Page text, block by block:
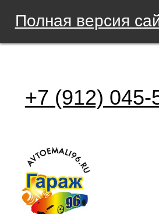
Полная версия
+7 (912) 045-